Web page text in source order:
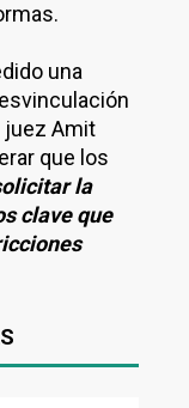
una
juez Amit
que los
la
clave que